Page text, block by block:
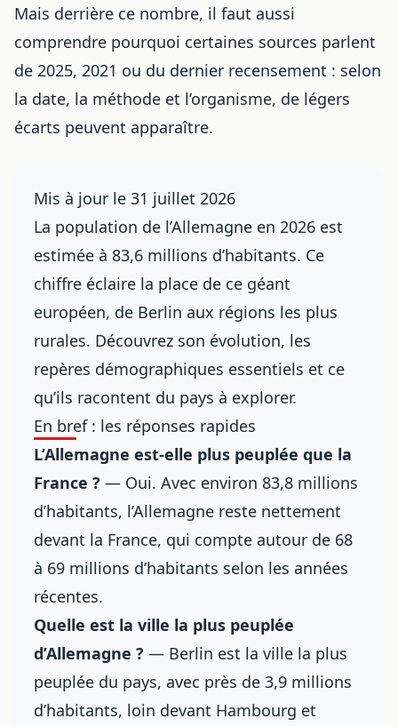
Mais derrière ce nombre, il faut aussi
comprendre pourquoi certaines sources parlent
de 2025, 2021 ou du dernier recensement : selon
la date, la méthode et l’organisme, de légers
écarts peuvent apparaître.
Mis à jour le 31 juillet 2026
La population de l’Allemagne en 2026 est
estimée à 83,6 millions d’habitants. Ce
chiffre éclaire la place de ce géant
européen, de Berlin aux régions les plus
rurales. Découvrez son évolution, les
repères démographiques essentiels et ce
qu’ils racontent du pays à explorer.
En bref : les réponses rapides
L’Allemagne est-elle plus peuplée que la
France ? — Oui. Avec environ 83,8 millions
d’habitants, l’Allemagne reste nettement
devant la France, qui compte autour de 68
à 69 millions d’habitants selon les années
récentes.
Quelle est la ville la plus peuplée
d’Allemagne ? — Berlin est la ville la plus
peuplée du pays, avec près de 3,9 millions
d’habitants, loin devant Hambourg et